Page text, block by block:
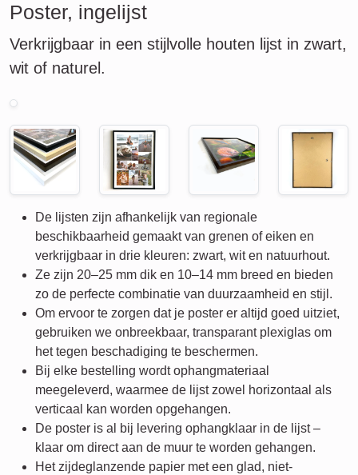
Poster, ingelijst
Verkrijgbaar in een stijlvolle houten lijst in zwart,
wit of naturel.
De lijsten zijn afhankelijk van regionale
beschikbaarheid gemaakt van grenen of eiken en
verkrijgbaar in drie kleuren: zwart, wit en natuurhout.
Ze zijn 20–25 mm dik en 10–14 mm breed en bieden
zo de perfecte combinatie van duurzaamheid en stijl.
Om ervoor te zorgen dat je poster er altijd goed uitziet,
gebruiken we onbreekbaar, transparant plexiglas om
het tegen beschadiging te beschermen.
Bij elke bestelling wordt ophangmateriaal
meegeleverd, waarmee de lijst zowel horizontaal als
verticaal kan worden opgehangen.
De poster is al bij levering ophangklaar in de lijst –
klaar om direct aan de muur te worden gehangen.
Het zijdeglanzende papier met een glad, niet-